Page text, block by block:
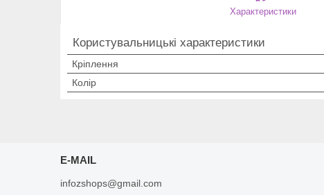
Характеристики
Користувальницькі характеристики
Кріплення
Колір
E-MAIL
infozshops@gmail.com